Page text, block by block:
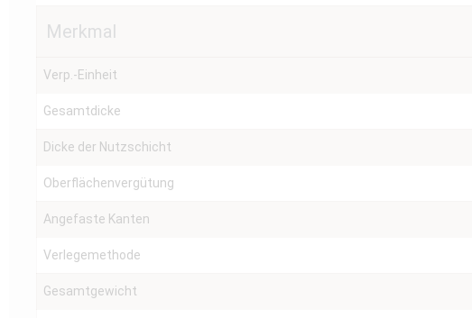
Merkmal
Verp.-Einheit
Gesamtdicke
Dicke der Nutzschicht
Oberflächenvergütung
Angefaste Kanten
Verlegemethode
Gesamtgewicht